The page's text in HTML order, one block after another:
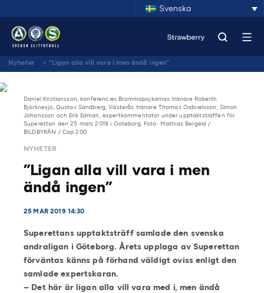
Svenska
Nyheter > ”Ligan alla vill vara i men ändå ingen”
Daniel Kristiansson, konferencier, Brommapojkarnas tränare Roberth
Björknesjö, Gustav Sandberg, Västerås tränare Thomas Gabrielsson, Simon
Johansson och Erik Edman, expertkommentator under upptaktsträffen för
Superettan den 25 mars 2019 i Göteborg. Foto: Mathias Bergeld /
BILDBYRÅN / Cop 200
NYHETER
”Ligan alla vill vara i men
ändå ingen”
25 MAR 2019 14:30
Superettans upptaktsträff samlade den svenska
andraligan i Göteborg. Årets upplaga av Superettan
förväntas känns på förhand väldigt oviss enligt den
samlade expertskaran.
– Det här är ligan alla vill vara med i, men ändå